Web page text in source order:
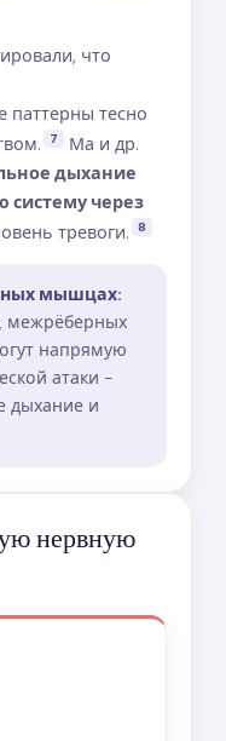
что
паттерны тесно
7
Ма и др.
дыхание
систему через
тревоги. 8
мышцах:
межрёберных
напрямую
атаки -
дыхание и
нервную